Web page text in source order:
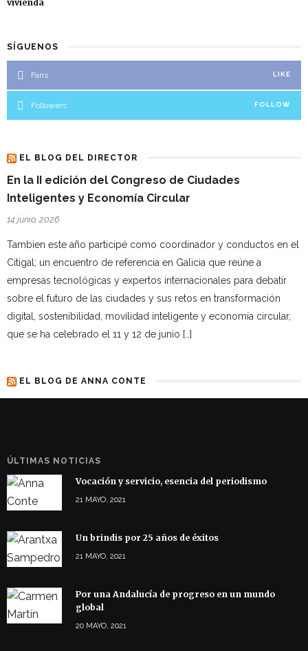
vivienda
SÍGUENOS
Fans LIKE
Followers FOLLOW
EL BLOG DEL DIRECTOR
En la II edición del Congreso de Ciudades
Inteligentes y Economía Circular
14 junio, 2026
Tambien este año participé como coordinador y conductos en el
Citigal; un encuentro de referencia en Galicia que reúne a
empresas tecnológicas y expertos internacionales para debatir
sobre el futuro de las ciudades y sus retos en transformación
digital, sostenibilidad, movilidad inteligente y economía circular,
que se ha celebrado el 11 y 12 de junio […]
EL BLOG DE ANNA CONTE
ÚLTIMAS NOTICIAS
Vocación y servicio, esencia del periodismo
21 MAYO, 2021
Un brindis por 25 años de éxitos
21 MAYO, 2021
Por una Andalucía de progreso en un mundo
global
20 MAYO, 2021